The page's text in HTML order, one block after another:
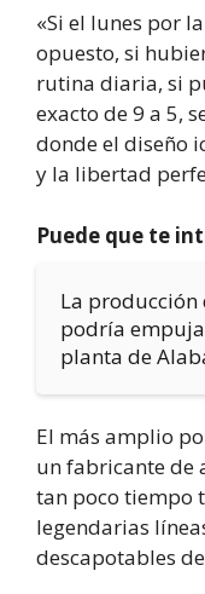
«Si el lunes por
opuesto, si
rutina diaria, si
exacto de 9 a 5,
donde el diseño
y la libertad
Puede que te
La producción
podría
planta de
El más amplio
un fabricante de
tan poco tiempo
legendarias
descapotables